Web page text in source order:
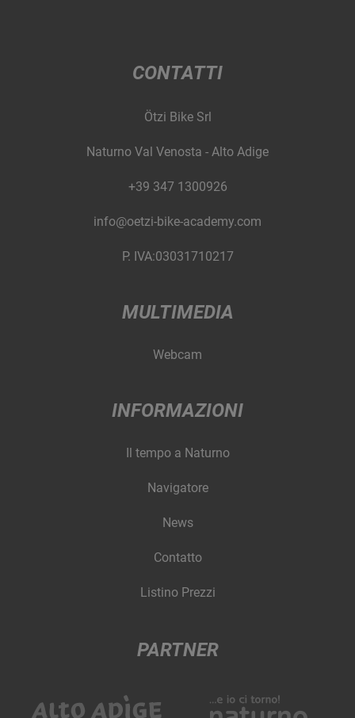
CONTATTI
Ötzi Bike Srl
Naturno Val Venosta - Alto Adige
+39 347 1300926
info@oetzi-bike-academy.com
P. IVA:03031710217
MULTIMEDIA
Webcam
INFORMAZIONI
Il tempo a Naturno
Navigatore
News
Contatto
Listino Prezzi
PARTNER